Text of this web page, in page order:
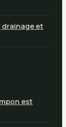
drainage et
est